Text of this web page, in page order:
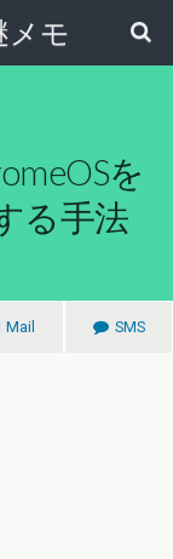
メモ
を
る手法
Mail SMS